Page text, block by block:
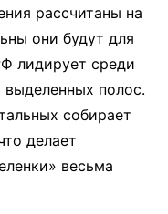
рассчитаны на
они будут для
лидирует среди
полос.
собирает
делает
весьма